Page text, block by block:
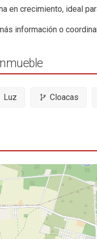
en crecimiento, ideal
información o
Luz Cloacas